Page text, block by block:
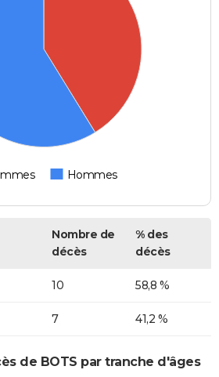
Hommes
Nombre de
décès
% des
décès
10 58,8 %
7 41,2 %
de BOTS par tranche d'âges